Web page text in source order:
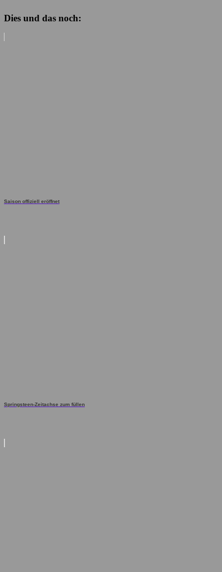
Dies und das noch:
Saison offiziell eröffnet
Springsteen-Zeitachse zum füllen